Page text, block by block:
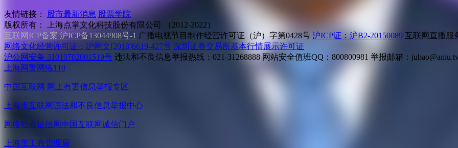
友情链接： 股市最新消息 股票学院
版权所有：
上海点掌文化科技股份有限公司 （2012-2022）
互联网ICP备案 沪ICP备13044908号-1 广播电视节目制作经营许可证（沪）字第0428号 沪ICP证：沪B2-20150089 互联网直播服
网络文化经营许可证：沪网文[2018]6619-427号 深圳证券交易所基本行情展示许可证
沪公网安备 31010702001519号 违法和不良信息举报热线：021-31268888 网站安全值班QQ：800800981 举报邮箱：
上海网警网络110
中国互联网 网上有害信息举报专区
上海市互联网违法和不良信息举报中心
网络社会征信网 中国互联网诚信门户
上海市工商管理局